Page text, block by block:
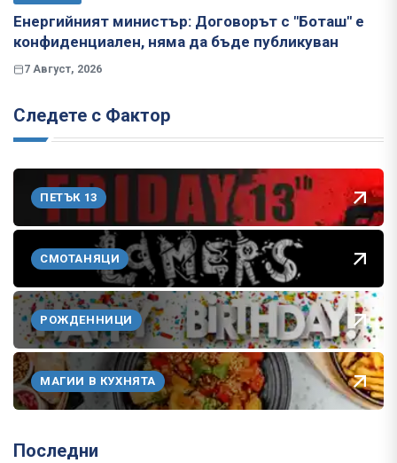
Енергийният министър: Договорът с "Боташ" е
конфиденциален, няма да бъде публикуван
7 Август, 2026
Следете с Фактор
ПЕТЪК 13
СМОТАНЯЦИ
РОЖДЕННИЦИ
МАГИИ В КУХНЯТА
Последни